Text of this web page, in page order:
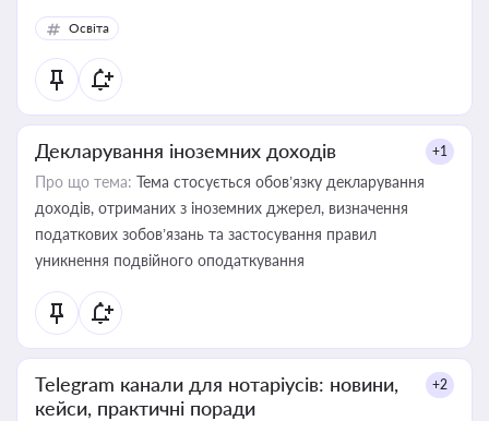
Освіта
Декларування іноземних доходів +1
Про що тема: Тема стосується обов’язку декларування
доходів, отриманих з іноземних джерел, визначення
податкових зобов’язань та застосування правил
уникнення подвійного оподаткування
Telegram канали для нотаріусів: новини,
кейси, практичні поради
+2